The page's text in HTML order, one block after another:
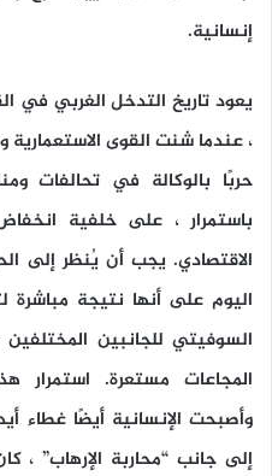
إنسانية.
يعود تاريخ التدخل الغربي في
، عندما شنت القوى
حربًا بالوكالة في تحالفات
باستمرار ، على خلفية انخفاض
الاقتصادي. يجب أن يُنظر إلى
اليوم على أنها نتيجة مباشرة
السوفيتي للجانبين المختلفين
المجاعات مستعرة. استمرار
وأصبحت الإنسانية أيضًا غطاء
إلى جانب “محاربة الإرهاب” ،